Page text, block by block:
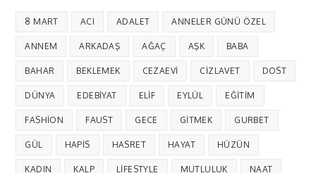
8 MART ACI ADALET ANNELER GÜNÜ ÖZEL
ANNEM ARKADAŞ AĞAÇ AŞK BABA
BAHAR BEKLEMEK CEZAEVI CIZLAVET DOST
DÜNYA EDEBIYAT ELIF EYLÜL EĞITIM
FASHION FAUST GECE GITMEK GURBET
GÜL HAPIS HASRET HAYAT HÜZÜN
KADIN KALP LIFESTYLE MUTLULUK NAAT